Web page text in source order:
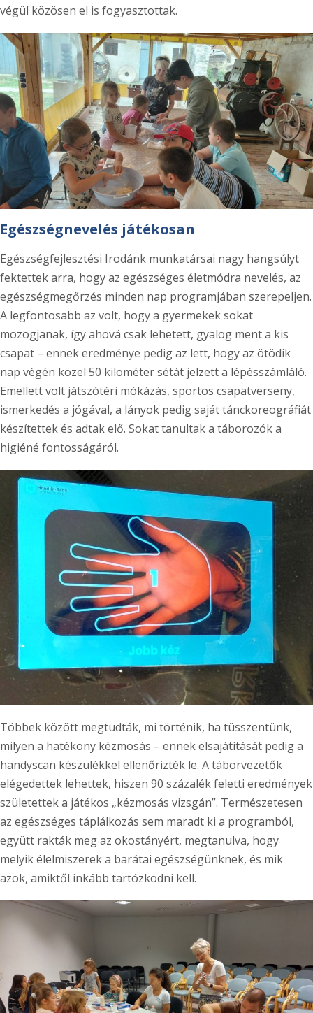
végül közösen el is fogyasztottak.
Egészségnevelés játékosan
Egészségfejlesztési Irodánk munkatársai nagy hangsúlyt
fektettek arra, hogy az egészséges életmódra nevelés, az
egészségmegőrzés minden nap programjában szerepeljen.
A legfontosabb az volt, hogy a gyermekek sokat
mozogjanak, így ahová csak lehetett, gyalog ment a kis
csapat – ennek eredménye pedig az lett, hogy az ötödik
nap végén közel 50 kilométer sétát jelzett a lépésszámláló.
Emellett volt játszótéri mókázás, sportos csapatverseny,
ismerkedés a jógával, a lányok pedig saját tánckoreográfiát
készítettek és adtak elő. Sokat tanultak a táborozók a
higiéné fontosságáról.
Többek között megtudták, mi történik, ha tüsszentünk,
milyen a hatékony kézmosás – ennek elsajátítását pedig a
handyscan készülékkel ellenőrizték le. A táborvezetők
elégedettek lehettek, hiszen 90 százalék feletti eredmények
születettek a játékos „kézmosás vizsgán”. Természetesen
az egészséges táplálkozás sem maradt ki a programból,
együtt rakták meg az okostányért, megtanulva, hogy
melyik élelmiszerek a barátai egészségünknek, és mik
azok, amiktől inkább tartózkodni kell.